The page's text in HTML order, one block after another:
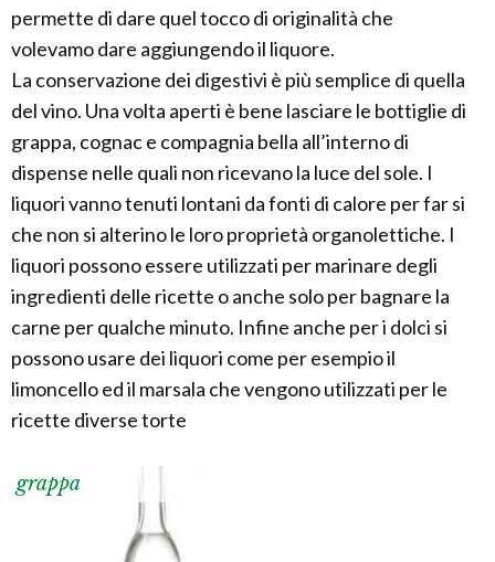
permette di dare quel tocco di originalità che
volevamo dare aggiungendo il liquore.
La conservazione dei digestivi è più semplice di quella
del vino. Una volta aperti è bene lasciare le bottiglie di
grappa, cognac e compagnia bella all’interno di
dispense nelle quali non ricevano la luce del sole. I
liquori vanno tenuti lontani da fonti di calore per far si
che non si alterino le loro proprietà organolettiche. I
liquori possono essere utilizzati per marinare degli
ingredienti delle ricette o anche solo per bagnare la
carne per qualche minuto. Infine anche per i dolci si
possono usare dei liquori come per esempio il
limoncello ed il marsala che vengono utilizzati per le
ricette diverse torte
grappa